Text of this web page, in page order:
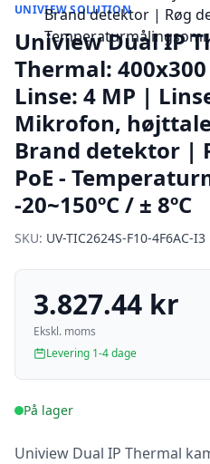
UNIVIEW SOLUTION
Uniview Dual IP
Thermal:
Linse: 4 MP |
Mikrofon,
Brand detektor |
PoE -
-20~150ºC / ± 8ºC
SKU: UV-TIC2624S-F10-4F6AC-I3
3.827.44 kr
Ekskl. moms
Levering 1-4 dage
På lager
Uniview Dual IP Thermal